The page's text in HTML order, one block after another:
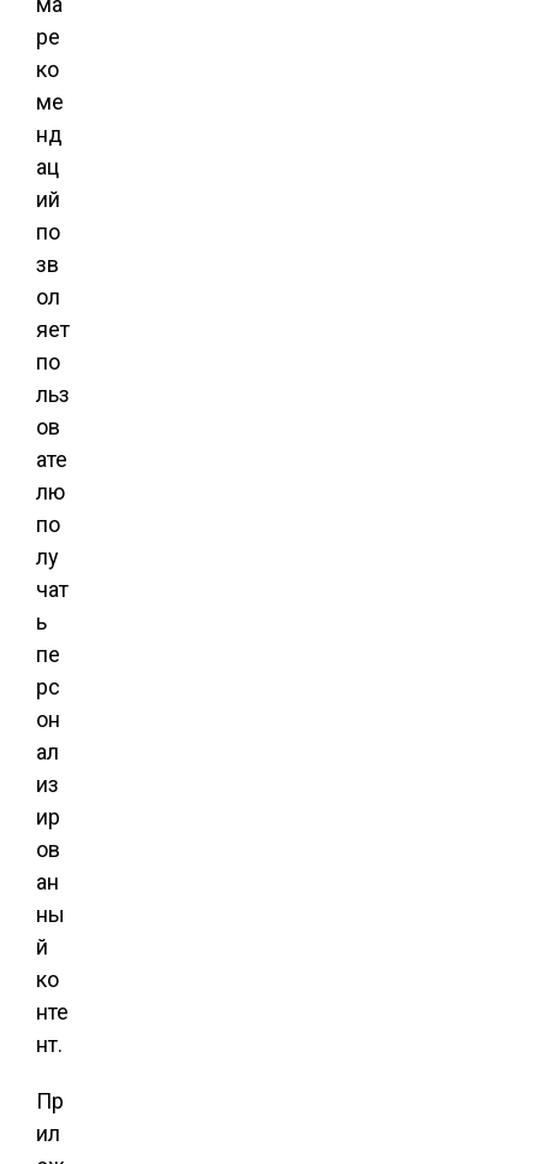
ре
ко
ме
нд
ац
ий
по
зв
ол
яет
по
льз
ов
ате
лю
по
лу
чат
ь
пе
рс
он
ал
из
ир
ов
ан
ны
й
ко
нте
нт.
Пр
ил